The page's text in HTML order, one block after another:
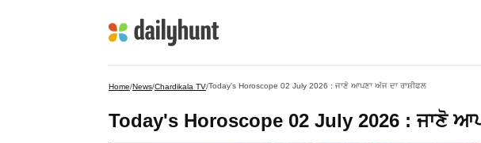
Home/News/Chardikala TV/Today's Horoscope 02 July 2026 : ਜਾਣੋ ਆਪਣਾ ਅੱਜ ਦਾ ਰਾਸ਼ੀਫਲ
Today's Horoscope 02 July 2026 : ਜਾਣੋ